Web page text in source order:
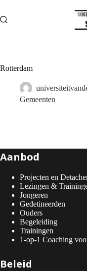
de
Rotterdam
Gemeenten
Aanbod
Projecten en
Lezingen &
Jongeren
Gedetineerden
Ouders
Begeleiding
Trainingen
1-op-1 Coaching
Beleid